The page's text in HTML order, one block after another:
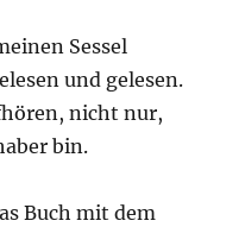
Sessel
und gelesen.
nicht nur,
bin.
Buch mit dem